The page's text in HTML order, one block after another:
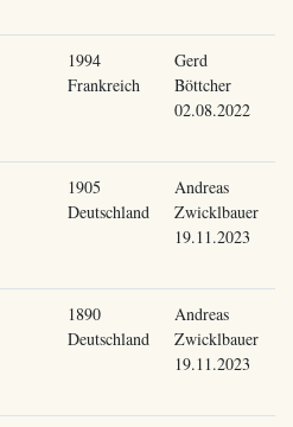
1994
Frankreich
Gerd
Böttcher
02.08.2022
1905
Deutschland
Andreas
Zwicklbauer
19.11.2023
1890
Deutschland
Andreas
Zwicklbauer
19.11.2023